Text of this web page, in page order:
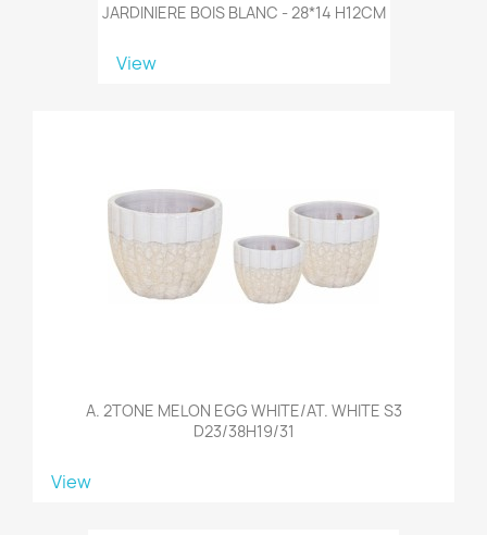
JARDINIERE BOIS BLANC - 28*14 H12CM
View
A. 2TONE MELON EGG WHITE/AT. WHITE S3
D23/38H19/31
View